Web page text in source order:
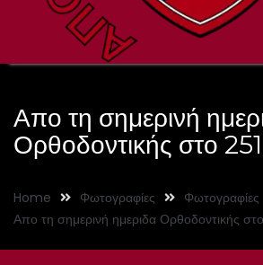
Απο τη σημερινή
Ορθοδοντικής στο
Home Φωτογραφίες
Φωτογραφίες
Απο τη σημερινή ημεριδα Ορθοδοντικής